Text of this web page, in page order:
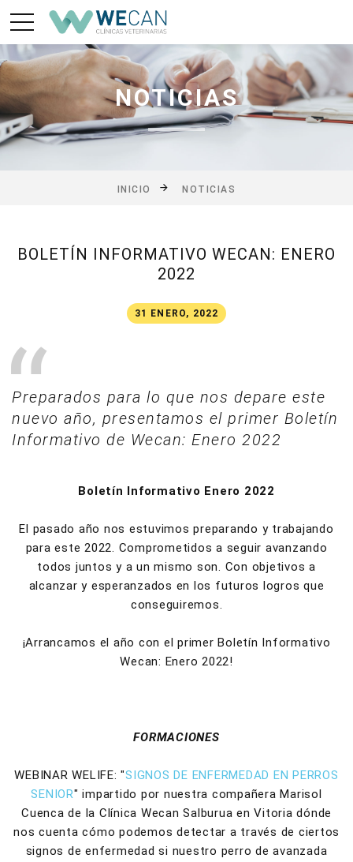
NOTICIAS
INICIO NOTICIAS
BOLETÍN INFORMATIVO WECAN: ENERO
2022
31 ENERO, 2022
Preparados para lo que nos depare este
nuevo año, presentamos el primer Boletín
Informativo de Wecan: Enero 2022
Boletín Informativo Enero 2022
El pasado año nos estuvimos preparando y trabajando
para este 2022. Comprometidos a seguir avanzando
todos juntos y a un mismo son. Con objetivos a
alcanzar y esperanzados en los futuros logros que
conseguiremos.
¡Arrancamos el año con el primer Boletín Informativo
Wecan: Enero 2022!
FORMACIONES
WEBINAR WELIFE: "SIGNOS DE ENFERMEDAD EN PERROS
SENIOR" impartido por nuestra compañera Marisol
Cuenca de la Clínica Wecan Salburua en Vitoria dónde
nos cuenta cómo podemos detectar a través de ciertos
signos de enfermedad si nuestro perro de avanzada